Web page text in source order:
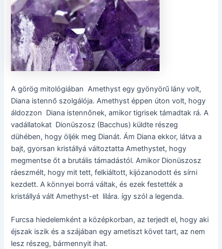
A görög mitológiában Amethyst egy gyönyörű lány volt,
Diana istennő szolgálója. Amethyst éppen úton volt, hogy
áldozzon Diana istennőnek, amikor tigrisek támadtak rá. A
vadállatokat Dionüszosz (Bacchus) küldte részeg
dühében, hogy öljék meg Dianát. Ám Diana ekkor, látva a
bajt, gyorsan kristállyá változtatta Amethystet, hogy
megmentse őt a brutális támadástól. Amikor Dionüszosz
ráeszmélt, hogy mit tett, felkiáltott, kijózanodott és sírni
kezdett. A könnyei borrá váltak, és ezek festették a
kristállyá vált Amethyst-et lilára. így szól a legenda.
Furcsa hiedelemként a középkorban, az terjedt el, hogy aki
éjszak iszik és a szájában egy ametiszt követ tart, az nem
lesz részeg, bármennyit ihat.